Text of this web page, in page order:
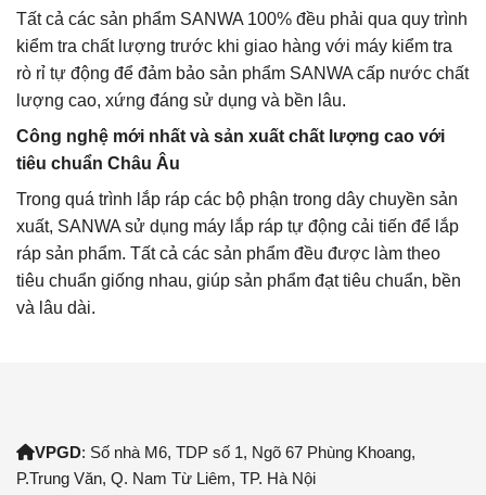
Tất cả các sản phẩm SANWA 100% đều phải qua quy trình
kiểm tra chất lượng trước khi giao hàng với máy kiểm tra
rò rỉ tự động để đảm bảo sản phẩm SANWA cấp nước chất
lượng cao, xứng đáng sử dụng và bền lâu.
Công nghệ mới nhất và sản xuất chất lượng cao với
tiêu chuẩn Châu Âu
Trong quá trình lắp ráp các bộ phận trong dây chuyền sản
xuất, SANWA sử dụng máy lắp ráp tự động cải tiến để lắp
ráp sản phẩm. Tất cả các sản phẩm đều được làm theo
tiêu chuẩn giống nhau, giúp sản phẩm đạt tiêu chuẩn, bền
và lâu dài.
VPGD: Số nhà M6, TDP số 1, Ngõ 67 Phùng Khoang,
P.Trung Văn, Q. Nam Từ Liêm, TP. Hà Nội